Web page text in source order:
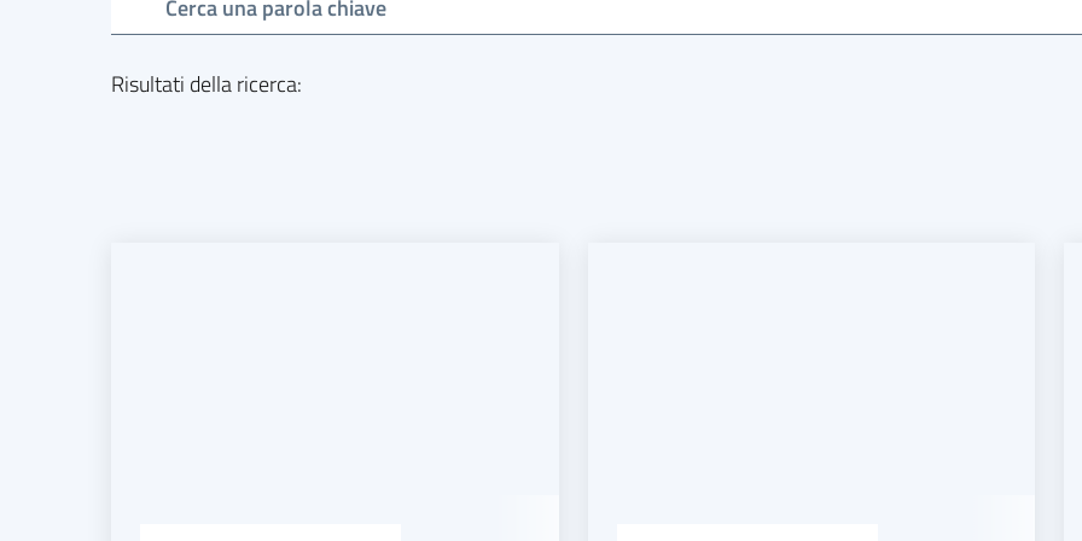
Cerca una parola chiave
Risultati della ricerca: